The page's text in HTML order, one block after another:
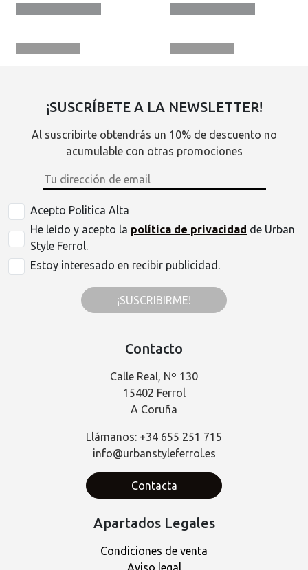
¡SUSCRÍBETE A LA NEWSLETTER!
Al suscribirte obtendrás un 10% de descuento no
acumulable con otras promociones
Acepto Politica Alta
He leído y acepto la política de privacidad de Urban
Style Ferrol.
Estoy interesado en recibir publicidad.
¡SUSCRIBIRME!
Contacto
Calle Real, Nº 130
15402 Ferrol
A Coruña
Llámanos: +34 655 251 715
info@urbanstyleferrol.es
Contacta
Apartados Legales
Condiciones de venta
Aviso legal